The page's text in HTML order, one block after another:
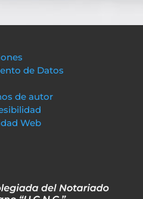
de Datos
de autor
Web